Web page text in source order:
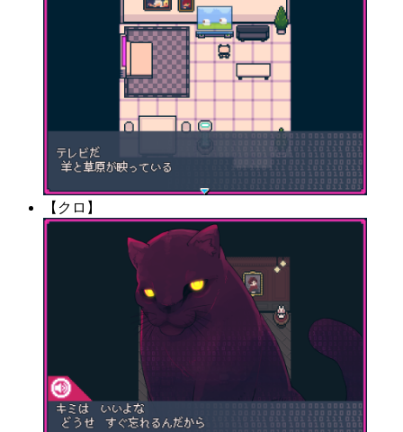
【クロ】